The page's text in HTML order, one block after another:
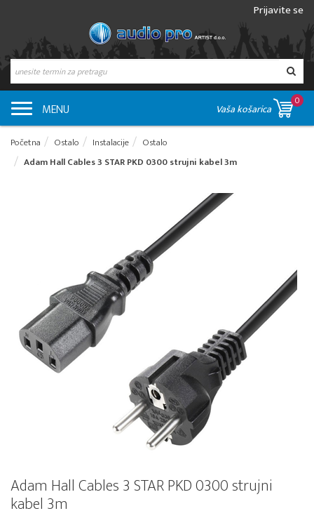
Prijavite se
MENU Vaša košarica
0
Početna Ostalo Instalacije
Ostalo
Adam Hall Cables 3 STAR PKD 0300 strujni kabel 3m
Adam Hall Cables 3 STAR PKD 0300 strujni
kabel 3m